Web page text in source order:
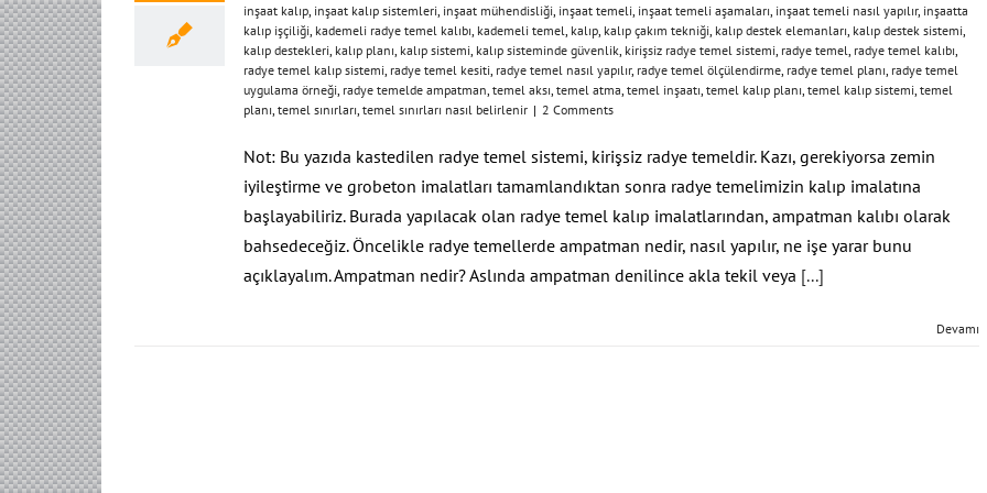
inşaat kalıp, inşaat kalıp sistemleri, inşaat mühendisliği, inşaat temeli, inşaat temeli aşamaları, inşaat temeli nasıl yapılır, inşaatta
kalıp işçiliği, kademeli radye temel kalıbı, kademeli temel, kalıp, kalıp çakım tekniği, kalıp destek elemanları, kalıp destek sistemi,
kalıp destekleri, kalıp planı, kalıp sistemi, kalıp sisteminde güvenlik, kirişsiz radye temel sistemi, radye temel, radye temel kalıbı,
radye temel kalıp sistemi, radye temel kesiti, radye temel nasıl yapılır, radye temel ölçülendirme, radye temel planı, radye temel
uygulama örneği, radye temelde ampatman, temel aksı, temel atma, temel inşaatı, temel kalıp planı, temel kalıp sistemi, temel
planı, temel sınırları, temel sınırları nasıl belirlenir | 2 Comments
Not: Bu yazıda kastedilen radye temel sistemi, kirişsiz radye temeldir. Kazı, gerekiyorsa zemin
iyileştirme ve grobeton imalatları tamamlandıktan sonra radye temelimizin kalıp imalatına
başlayabiliriz. Burada yapılacak olan radye temel kalıp imalatlarından, ampatman kalıbı olarak
bahsedeceğiz. Öncelikle radye temellerde ampatman nedir, nasıl yapılır, ne işe yarar bunu
açıklayalım. Ampatman nedir? Aslında ampatman denilince akla tekil veya [...]
Devamı